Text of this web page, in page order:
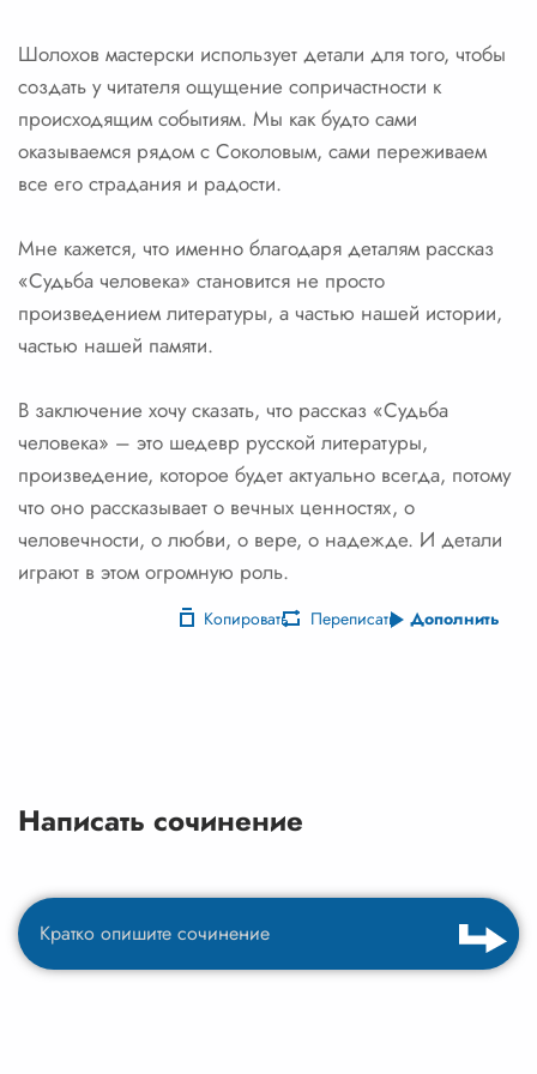
Шолохов мастерски использует детали для того, чтобы
создать у читателя ощущение сопричастности к
происходящим событиям. Мы как будто сами
оказываемся рядом с Соколовым, сами переживаем
все его страдания и радости.
Мне кажется, что именно благодаря деталям рассказ
«Судьба человека» становится не просто
произведением литературы, а частью нашей истории,
частью нашей памяти.
В заключение хочу сказать, что рассказ «Судьба
человека» – это шедевр русской литературы,
произведение, которое будет актуально всегда, потому
что оно рассказывает о вечных ценностях, о
человечности, о любви, о вере, о надежде. И детали
играют в этом огромную роль.
Копировать Переписать Дополнить
Написать сочинение